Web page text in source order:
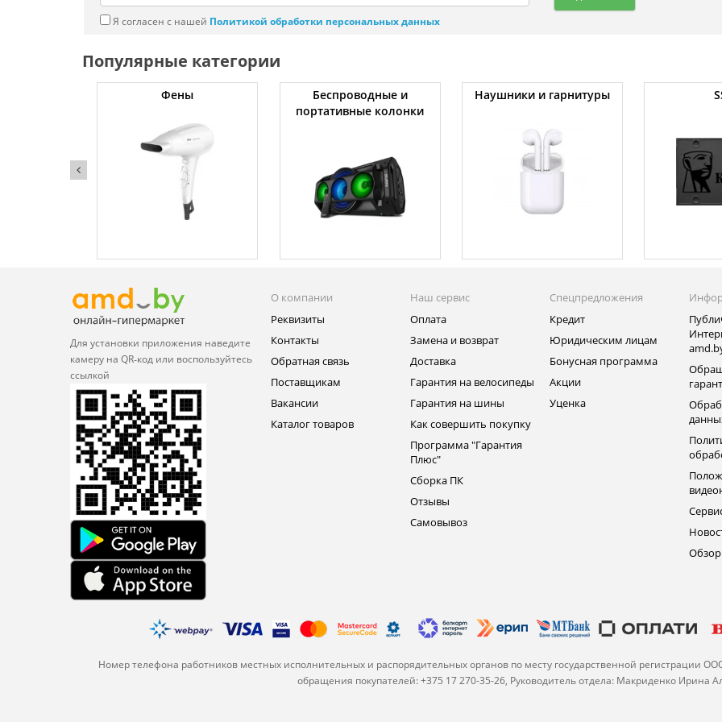
Я согласен с нашей Политикой обработки персональных данных
Популярные категории
Фены
Беспроводные и
портативные колонки
Наушники и гарнитуры
Для установки приложения наведите
камеру на QR‑код или воспользуйтесь
ссылкой
О компании
Реквизиты
Контакты
Обратная связь
Поставщикам
Вакансии
Каталог товаров
Наш сервис
Оплата
Замена и возврат
Доставка
Гарантия на велосипеды
Гарантия на шины
Как совершить покупку
Программа "Гарантия
Плюс"
Сборка ПК
Отзывы
Самовывоз
Спецпредложения
Кредит
Юридическим лицам
Бонусная программа
Акции
Уценка
Номер телефона работников местных исполнительных и распорядительных органов по месту государственной регистрации
обращения покупателей: +375 17 270-35-26, Руководитель отдела: Макриденко Ирина